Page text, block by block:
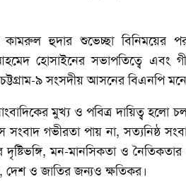
হুদার শুভেচ্ছা বিনিময়ের পর
হোসাইনের সভাপতিত্বে এবং
৯ সংসদীয় আসনের বিএনপি
মুখ্য ও পবিত্র দায়িত্ব হলো
সংবাদ গভীরতা পায় না, সত্যনিষ্ঠ
দৃষ্টিভঙ্গি, মন-মানসিকতা ও
দেশ ও জাতির জন্যও ক্ষতিকর।